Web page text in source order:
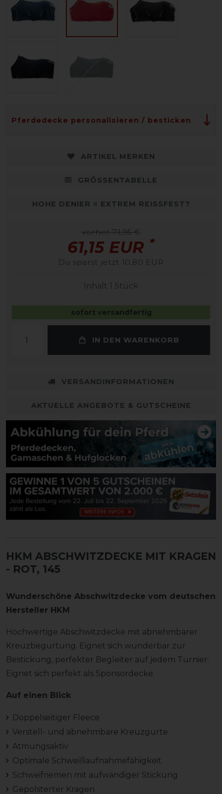
Pferdedecke personalisieren / besticken
ARTIKEL MERKEN
GRÖSSENTABELLE
HOHE DENIER = EXTREM REISSFEST?
vorher 71,95 €
61,15 EUR *
Du sparst jetzt 10,80 EUR
Inhalt 1 Stück
sofort versandfertig
IN DEN WARENKORB
VERSANDINFORMATIONEN
AKTUELLE ANGEBOTE & GUTSCHEINE
HKM ABSCHWITZDECKE MIT KRAGEN
- ROT, 145
Wunderschöne Abschwitzdecke vom deutschen
Hersteller HKM
Hochwertige Abschwitzdecke mit abnehmbarer
Kreuzbegurtung. Eignet sich wunderbar zur
Bestickung, perfekter Begleiter auf jedem Turnier.
Eignet sich perfekt als Sponsordecke.
Auf einen Blick
Doppelseitiger Fleece
Verstell- und abnehmbare Kreuzgurte
Atmungsaktiv
Optimale Schweißaufnahmefähigkeit
Schweifriemen mit aufwändiger Stickung
Gepolsterter Kragen